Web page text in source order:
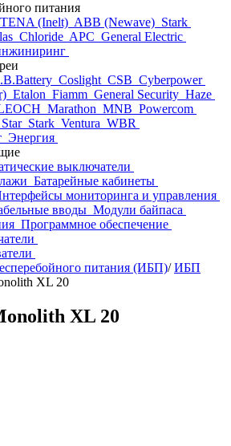
питания
(Inelt) ABB (Newave) Stark
Chloride APC General Electric
Coslight CSB Cyberpower
Etalon Fiamm General Security Haze
Marathon MNB Powercom
Star Stark Ventura WBR
Энергия
выключатели
Батарейные кабинеты
мониторинга и управления
вводы Модули байпаса
Программное обеспечение
питания (ИБП)/ ИБП
XL 20
XL 20